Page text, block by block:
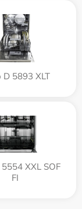
D 5893 XLT
XXL SOF
FI